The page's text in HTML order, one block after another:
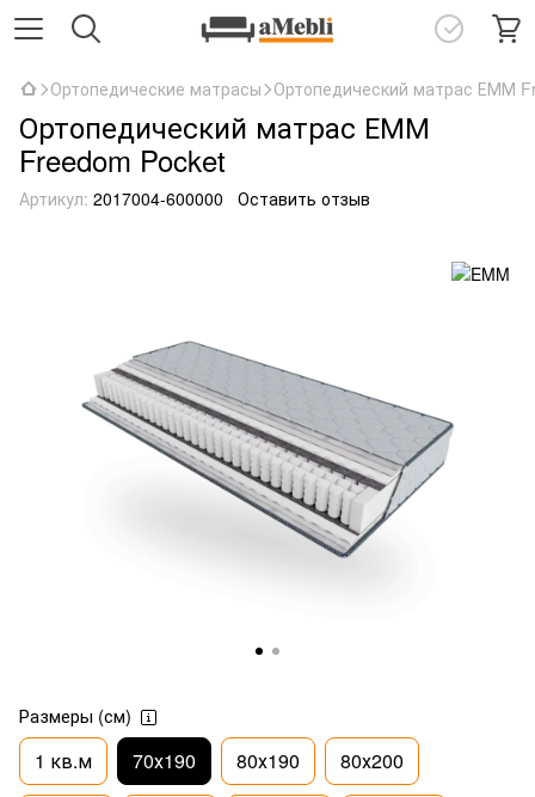
Ортопедические матрасы Ортопедический матрас ЕММ
Ортопедический матрас ЕММ
Freedom Pocket
Артикул: 2017004-600000 Оставить отзыв
Размеры (см)
1 кв.м 70х190 80х190 80х200